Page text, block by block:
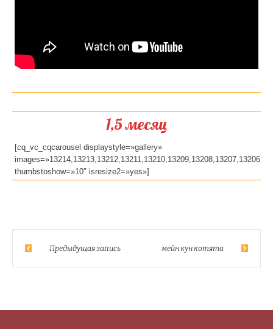
1,5 месяц
[cq_vc_cqcarousel displaystyle=»gallery»
thumbstoshow=»10″ isresize2=»yes»]
Предыдущая запись мейн кун котята